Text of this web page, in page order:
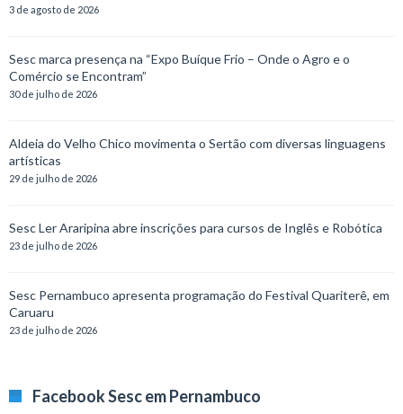
3 de agosto de 2026
Sesc marca presença na “Expo Buíque Frio – Onde o Agro e o
Comércio se Encontram”
30 de julho de 2026
Aldeia do Velho Chico movimenta o Sertão com diversas linguagens
artísticas
29 de julho de 2026
Sesc Ler Araripina abre inscrições para cursos de Inglês e Robótica
23 de julho de 2026
Sesc Pernambuco apresenta programação do Festival Quariterê, em
Caruaru
23 de julho de 2026
Facebook Sesc em Pernambuco